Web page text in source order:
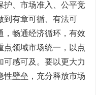
护、市场准入、公平竞
到有章可循、有法可
，畅通经济循环，有效
点领域市场统一，以点
可感可及。要以更大力
性壁垒，充分释放市场